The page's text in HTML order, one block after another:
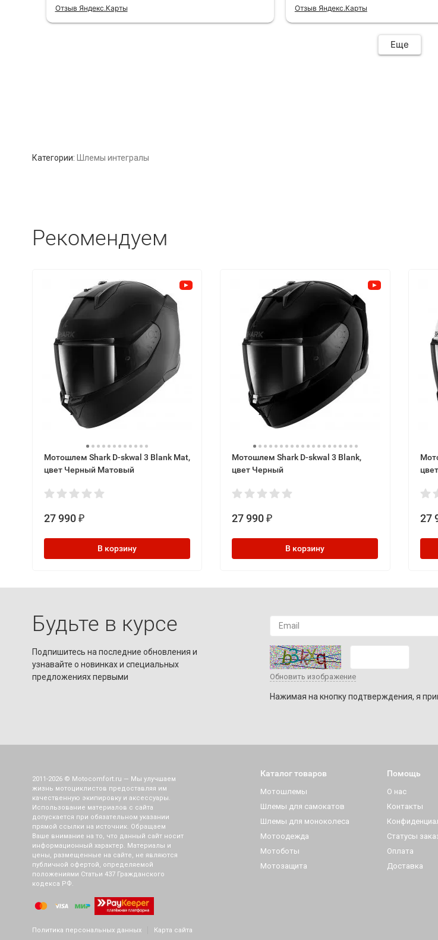
Категории: Шлемы интегралы
Рекомендуем
Мотошлем Shark D-skwal 3 Blank Mat,
цвет Черный Матовый
27 990 ₽
В корзину
Мотошлем Shark D-skwal 3 Blank,
цвет Черный
27 990 ₽
В корзину
27
Будьте в курсе
Подпишитесь на последние обновления и
узнавайте о новинках и специальных
предложениях первыми
Обновить изображение
Нажимая на кнопку подтверждения, я
2011-2026 © Motocomfort.ru — Мы улучшаем
жизнь мотоциклистов предоставляя им
качественную экипировку и аксессуары.
Использование материалов с сайта
допускается при обязательном указании
прямой ссылки на источник. Обращаем
Ваше внимание на то, что данный сайт носит
информационный характер. Материалы и
цены, размещенные на сайте, не являются
публичной офертой, определяемой
положениями Статьи 437 Гражданского
кодекса РФ.
Политика персональных данных Карта сайта
Каталог товаров
Мотошлемы
Шлемы для самокатов
Шлемы для моноколеса
Мотоодежда
Мотоботы
Мотозащита
Помощь
О нас
Контакты
Статусы
Оплата
Доставка